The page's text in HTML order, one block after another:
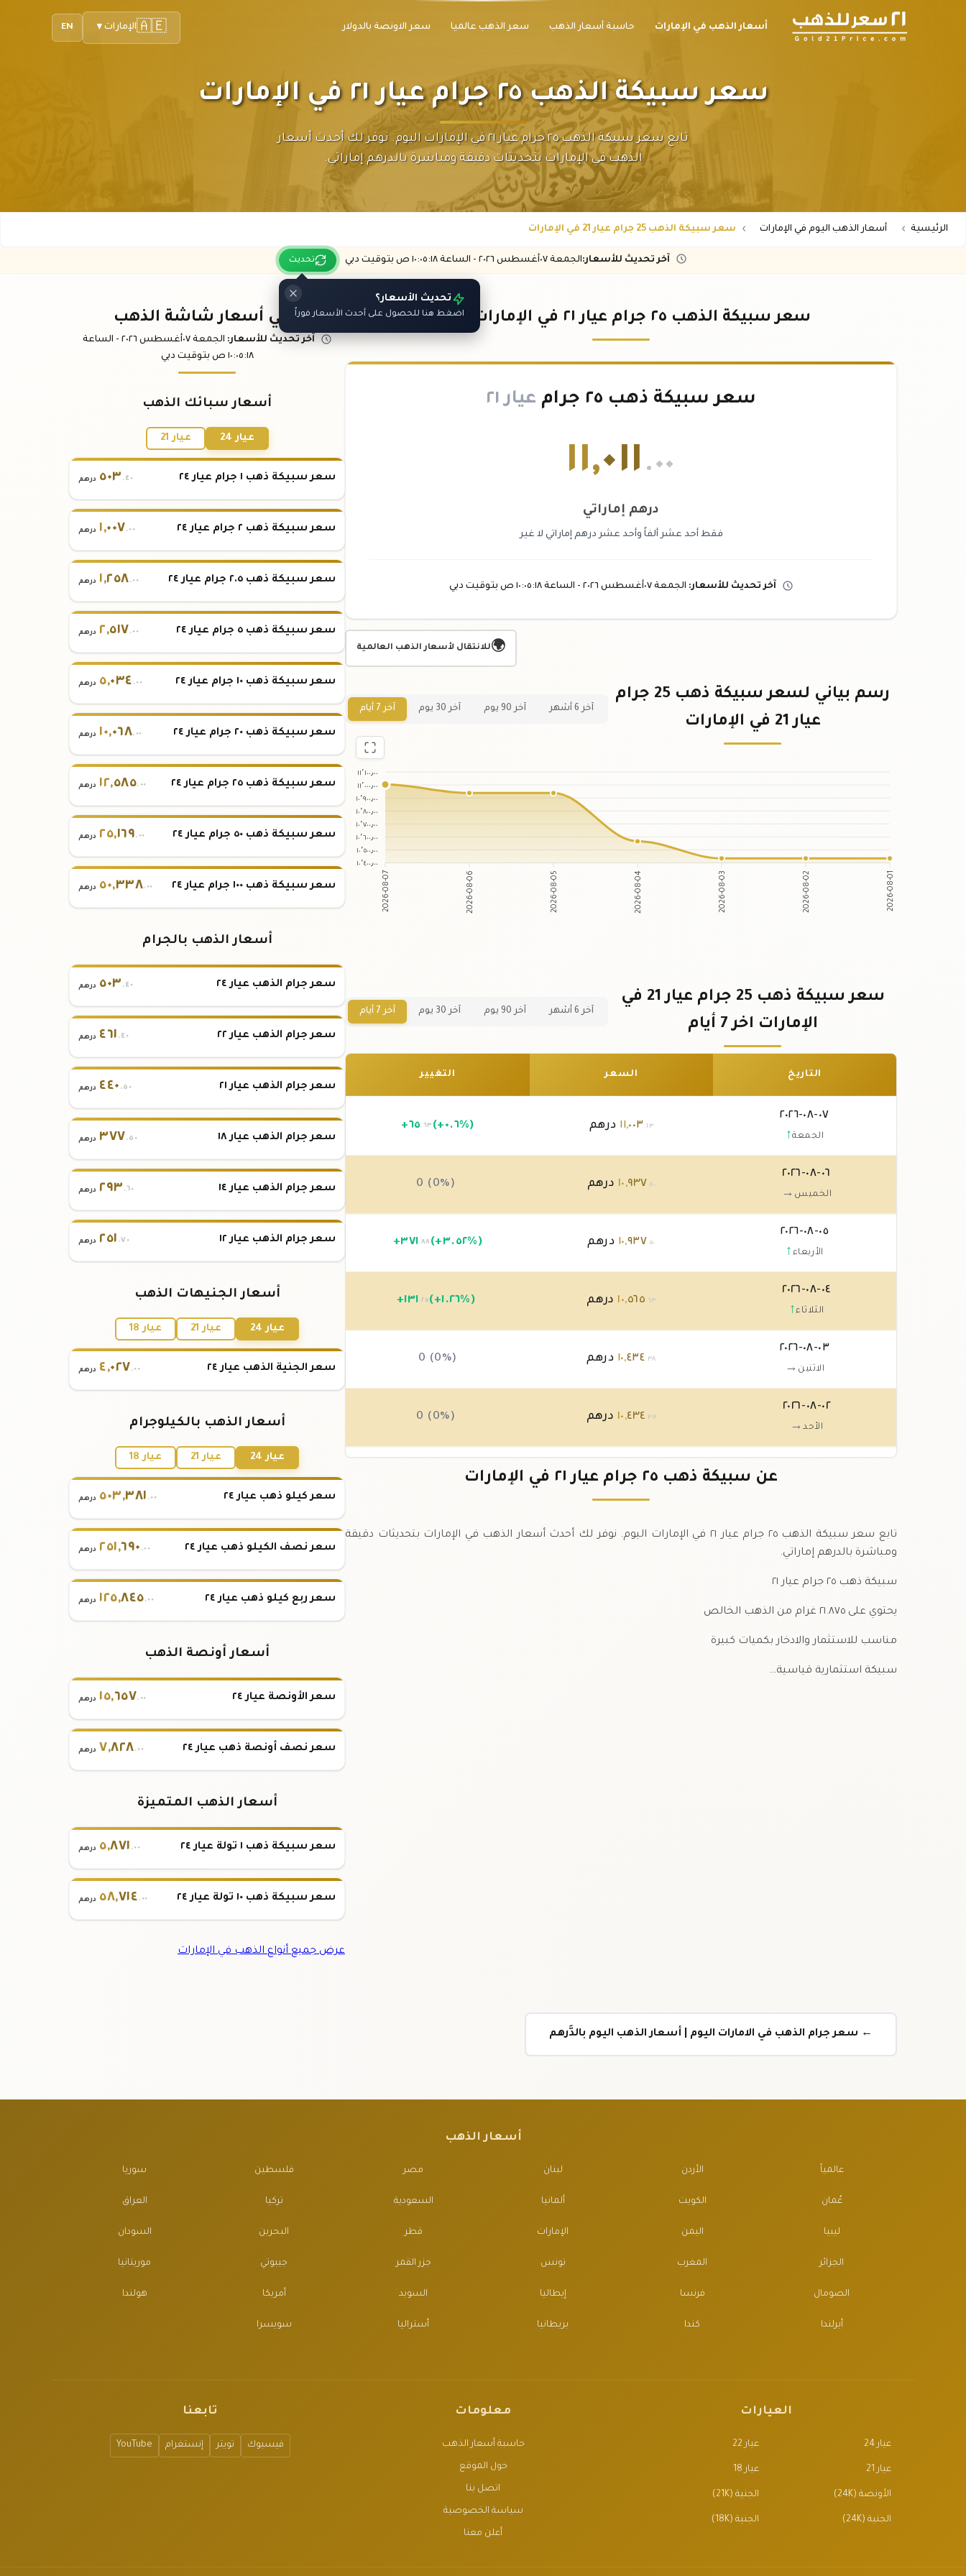
أسعار الذهب في الإمارات حاسبة أسعار الذهب سعر الذهب عالميا سعر الاونصة بالدولار EN 🇦🇪الإمارات ▼
سعر سبيكة الذهب ٢٥ جرام عيار ٢١ في الإمارات
تابع سعر سبيكة الذهب ٢٥ جرام عيار ٢١ في الإمارات اليوم. نوفر لك أحدث أسعار
الذهب في الإمارات بتحديثات دقيقة ومباشرة بالدرهم إماراتي.
الرئيسية أسعار الذهب اليوم في الإمارات سعر سبيكة الذهب 25 جرام عيار 21 في الإمارات
آخر تحديث للأسعار:الجمعة ٠٧ أغسطس ٢٠٢٦ - الساعة :١٨ ص بتوقيت دبي تحديث
تحديث الأسعار؟
اضغط هنا للحصول على أحدث الأسعار فوراً سعر سبيكة الذهب ٢٥ جرام عيار ٢١ في الإمارات اليوم
سعر سبيكة ذهب ٢٥ جرام عيار ٢١
١١,٠١١ .٠٠
درهم إماراتي
فقط أحد عشر ألفاً وأحد عشر درهم إماراتي لا غير
آخر تحديث للأسعار: الجمعة ٠٧ أغسطس ٢٠٢٦ - الساعة ١٠:٠٥:١٨ ص بتوقيت دبي
🌍للانتقال لأسعار الذهب العالمية
رسم بياني لسعر سبيكة ذهب 25 جرام
عيار 21 في الإمارات
آخر 6 أشهر آخر 90 يوم آخر 30 يوم آخر 7 أيام
١١٬١٠٠٫٠٠
١١٬٠٠٠٫٠٠
١٠٬٩٠٠٫٠٠
١٠٬٨٠٠٫٠٠
١٠٬٧٠٠٫٠٠
١٠٬٦٠٠٫٠٠
١٠٬٥٠٠٫٠٠
١٠٬٤٠٠٫٠٠
2026-08-07 2026-08-06 2026-08-05 2026-08-04 2026-08-03 2026-08-02 2026-08-01
سعر سبيكة ذهب 25 جرام عيار 21 في
الإمارات اخر 7 أيام
آخر 6 أشهر آخر 90 يوم آخر 30 يوم آخر 7 أيام
التاريخ السعر التغيير
٠٧-٠٨-٢٠٢٦
الجمعة↑
١١,٠٠٣.١٣ درهم +٦٥ .٦٣ (+٠.٦%)
٠٦-٠٨-٢٠٢٦
الخميس →
١٠,٩٣٧ .٥٠ درهم 0 (0%)
٠٥-٠٨-٢٠٢٦
الأربعاء ↑
١٠,٩٣٧.٥٠ درهم +٣٧١ .٨٨ (+٣.٥٢%)
٠٤-٠٨-٢٠٢٦
الثلاثاء↑
١٠,٥٦٥.٦٣ درهم +١٣١ .٢٥ (+١.٢٦%)
٠٣-٠٨-٢٠٢٦
الاثنين →
١٠,٤٣٤.٣٨ درهم 0 (0%)
٠٢-٠٨-٢٠٢٦
الأحد→
١٠,٤٣٤.٣٨ درهم 0 (0%)
١٠,٤٣٤.٣٨ درهم (-٠.٢١%) عن سبيكة ذهب ٢٥ جرام عيار ٢١ في الإمارات
تابع سعر سبيكة الذهب ٢٥ جرام عيار ٢١ في الإمارات اليوم. نوفر لك أحدث أسعار الذهب في الإمارات بتحديثات دقيقة
ومباشرة بالدرهم إماراتي.
سبيكة ذهب ٢٥ جرام عيار ٢١
يحتوي على ٢١.٨٧٥ غرام من الذهب الخالص
مناسب للاستثمار والادخار بكميات كبيرة
سبيكة استثمارية قياسية…
باقي أسعار شاشة الذهب
آخر تحديث للأسعار: الجمعة ٠٧ أغسطس ٢٠٢٦ -
الساعة
١٠:٠٥:١٨ ص بتوقيت دبي
أسعار سبائك الذهب
عيار 24 عيار 21
سعر سبيكة ذهب ١ جرام عيار ٢٤ ٥٠٣ .٤٠ درهم
سعر سبيكة ذهب ٢ جرام عيار ٢٤ ١,٠٠٧ .٠٠ درهم
سعر سبيكة ذهب ٢.٥ جرام عيار ٢٤ ١,٢٥٨.٠٠ درهم
سعر سبيكة ذهب ٥ جرام عيار ٢٤ ٢,٥١٧ .٠٠ درهم
سعر سبيكة ذهب ١٠ جرام عيار ٢٤ ٥,٠٣٤ .٠٠ درهم
سعر سبيكة ذهب ٢٠ جرام عيار ٢٤ ١٠,٠٦٨.٠٠ درهم
سعر سبيكة ذهب ٢٥ جرام عيار ٢٤ ١٢,٥٨٥.٠٠ درهم
سعر سبيكة ذهب ٥٠ جرام عيار ٢٤ ٢٥,١٦٩.٠٠ درهم
سعر سبيكة ذهب ١٠٠ جرام عيار ٢٤ ٥٠,٣٣٨.٠٠ درهم
أسعار الذهب بالجرام
سعر جرام الذهب عيار ٢٤ ٥٠٣ .٤٠ درهم
سعر جرام الذهب عيار ٢٢ ٤٦١ .٤٠ درهم
سعر جرام الذهب عيار ٢١ ٤٤٠ .٥٠ درهم
سعر جرام الذهب عيار ١٨ ٣٧٧ .٥٠ درهم
سعر جرام الذهب عيار ١٤ ٢٩٣ .٦٠ درهم
سعر جرام الذهب عيار ١٢ ٢٥١ .٧٠ درهم
أسعار الجنيهات الذهب
عيار 24 عيار 21 عيار 18
سعر الجنية الذهب عيار ٢٤ ٤,٠٢٧ .٠٠ درهم
أسعار الذهب بالكيلوجرام
عيار 24 عيار 21 عيار 18
سعر كيلو ذهب عيار ٢٤ ٥٠٣,٣٨١ .٠٠ درهم
سعر نصف الكيلو ذهب عيار ٢٤ ٢٥١,٦٩٠ .٠٠ درهم
سعر ربع كيلو ذهب عيار ٢٤ ١٢٥,٨٤٥.٠٠ درهم
أسعار أونصة الذهب
سعر الأونصة عيار ٢٤ ١٥,٦٥٧.٠٠ درهم
سعر نصف أونصة ذهب عيار ٢٤ ٧,٨٢٨.٠٠ درهم
أسعار الذهب المتميزة
سعر سبيكة ذهب ١ تولة عيار ٢٤ ٥,٨٧١ .٠٠ درهم
سعر سبيكة ذهب ١٠ تولة عيار ٢٤ ٥٨,٧١٤.٠٠ درهم
عرض جميع أنواع الذهب في الإمارات
← سعر جرام الذهب في الامارات اليوم | أسعار الذهب اليوم بالدَّرهم
أسعار الذهب
عالمياً الأردن لبنان مصر فلسطين سوريا
عُمان الكويت ألمانيا السعودية تركيا العراق
ليبيا اليمن الإمارات قطر البحرين السودان
الجزائر المغرب تونس جزر القمر جيبوتي موريتانيا
الصومال فرنسا إيطاليا السويد أمريكا هولندا
أيرلندا كندا بريطانيا أستراليا سويسرا
العيارات
عيار 24 عيار 22
عيار 21 عيار 18
الأونصة (24K) الجنية (21K)
الجنية (24K) الجنية (18K)
معلومات
حاسبة أسعار الذهب
حول الموقع
اتصل بنا
سياسة الخصوصية
أعلن معنا
تابعنا
فيسبوك تويتر إنستغرام YouTube